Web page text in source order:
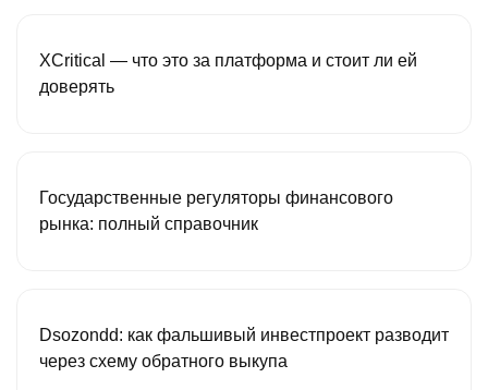
XCritical — что это за платформа и стоит ли ей
доверять
Государственные регуляторы финансового
рынка: полный справочник
Dsozondd: как фальшивый инвестпроект разводит
через схему обратного выкупа